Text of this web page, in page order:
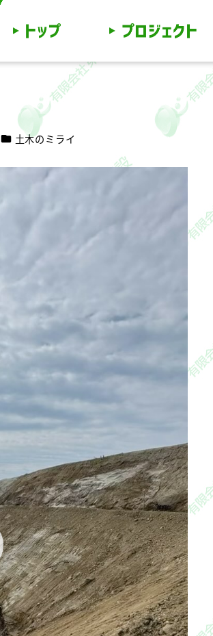
カテゴリー
土木のミライ